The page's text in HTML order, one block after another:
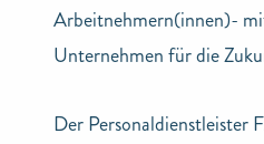
Arbeitnehmern(innen)-
Unternehmen für die
Der Personaldienstleister